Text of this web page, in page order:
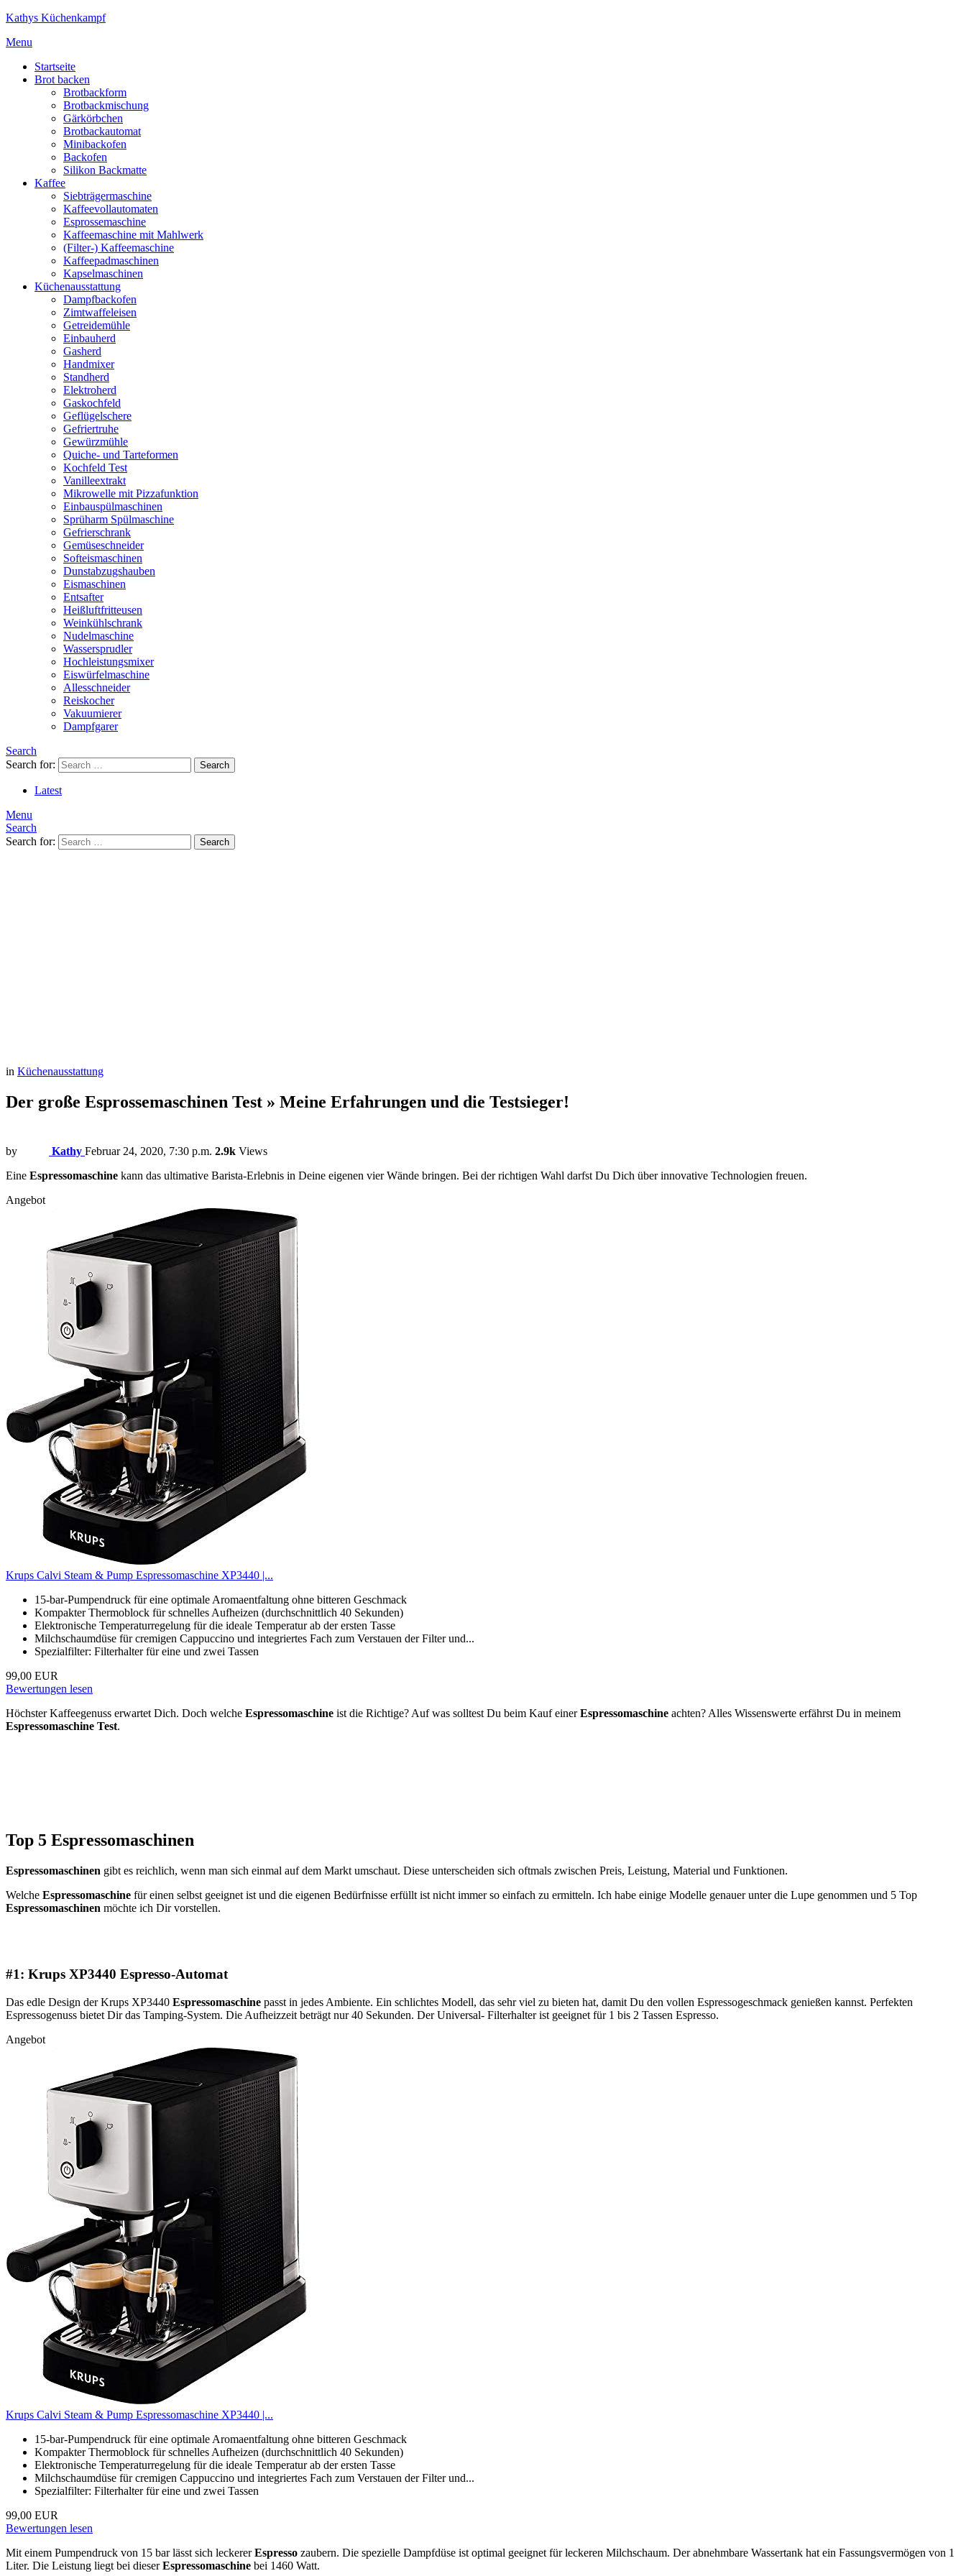
Kathys Küchenkampf
Menu
Startseite
Brot backen
Brotbackform
Brotbackmischung
Gärkörbchen
Brotbackautomat
Minibackofen
Backofen
Silikon Backmatte
Kaffee
Siebträgermaschine
Kaffeevollautomaten
Esprossemaschine
Kaffeemaschine mit Mahlwerk
(Filter-) Kaffeemaschine
Kaffeepadmaschinen
Kapselmaschinen
Küchenausstattung
Dampfbackofen
Zimtwaffeleisen
Getreidemühle
Einbauherd
Gasherd
Handmixer
Standherd
Elektroherd
Gaskochfeld
Geflügelschere
Gefriertruhe
Gewürzmühle
Quiche- und Tarteformen
Kochfeld Test
Vanilleextrakt
Mikrowelle mit Pizzafunktion
Einbauspülmaschinen
Sprüharm Spülmaschine
Gefrierschrank
Gemüseschneider
Softeismaschinen
Dunstabzugshauben
Eismaschinen
Entsafter
Heißluftfritteusen
Weinkühlschrank
Nudelmaschine
Wassersprudler
Hochleistungsmixer
Eiswürfelmaschine
Allesschneider
Reiskocher
Vakuumierer
Dampfgarer
Search
Search for:
Search
Latest
Menu
Search
Search for:
Search
in Küchenausstattung
Der große Esprossemaschinen Test » Meine Erfahrungen und die Testsieger!
by Kathy Februar 24, 2020, 7:30 p.m. 2.9k Views
Eine Espressomaschine kann das ultimative Barista-Erlebnis in Deine eigenen vier Wände bringen. Bei der richtigen Wahl darfst Du Dich über innovative Technologien freuen.
Angebot
Krups Calvi Steam & Pump Espressomaschine XP3440 |...
15-bar-Pumpendruck für eine optimale Aromaentfaltung ohne bitteren Geschmack
Kompakter Thermoblock für schnelles Aufheizen (durchschnittlich 40 Sekunden)
Elektronische Temperaturregelung für die ideale Temperatur ab der ersten Tasse
Milchschaumdüse für cremigen Cappuccino und integriertes Fach zum Verstauen der Filter und...
Spezialfilter: Filterhalter für eine und zwei Tassen
99,00 EUR
Bewertungen lesen
Höchster Kaffeegenuss erwartet Dich. Doch welche Espressomaschine ist die Richtige? Auf was solltest Du beim Kauf einerEspressomaschine achten? Alles Wissenswerte erfährst Du in meinem
Espressomaschine Test.
Top 5 Espressomaschinen
Espressomaschinen gibt es reichlich, wenn man sich einmal auf dem Markt umschaut. Diese unterscheiden sich oftmals zwischen Preis, Leistung, Material und Funktionen.
Welche Espressomaschine für einen selbst geeignet ist und die eigenen Bedürfnisse erfüllt ist nicht immer so einfach zu ermitteln. Ich habe einige Modelle genauer unter die Lupe genommen und 5 Top
Espressomaschinen möchte ich Dir vorstellen.
#1: Krups XP3440 Espresso-Automat
Das edle Design der Krups XP3440 Espressomaschine passt in jedes Ambiente. Ein schlichtes Modell, das sehr viel zu bieten hat, damit Du den vollen Espressogeschmack genießen kannst. Perfekten
Espressogenuss bietet Dir das Tamping-System. Die Aufheizzeit beträgt nur 40 Sekunden. Der Universal- Filterhalter ist geeignet für 1 bis 2 Tassen Espresso.
Angebot
Krups Calvi Steam & Pump Espressomaschine XP3440 |...
15-bar-Pumpendruck für eine optimale Aromaentfaltung ohne bitteren Geschmack
Kompakter Thermoblock für schnelles Aufheizen (durchschnittlich 40 Sekunden)
Elektronische Temperaturregelung für die ideale Temperatur ab der ersten Tasse
Milchschaumdüse für cremigen Cappuccino und integriertes Fach zum Verstauen der Filter und...
Spezialfilter: Filterhalter für eine und zwei Tassen
99,00 EUR
Bewertungen lesen
Mit einem Pumpendruck von 15 bar lässt sich leckererEspresso zaubern. Die spezielle Dampfdüse ist optimal geeignet für leckeren Milchschaum. Der abnehmbare Wassertank hat ein Fassungsvermögen von 1
Liter. Die Leistung liegt bei dieserEspressomaschine bei 1460 Watt.